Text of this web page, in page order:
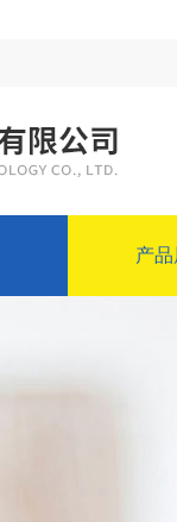
产